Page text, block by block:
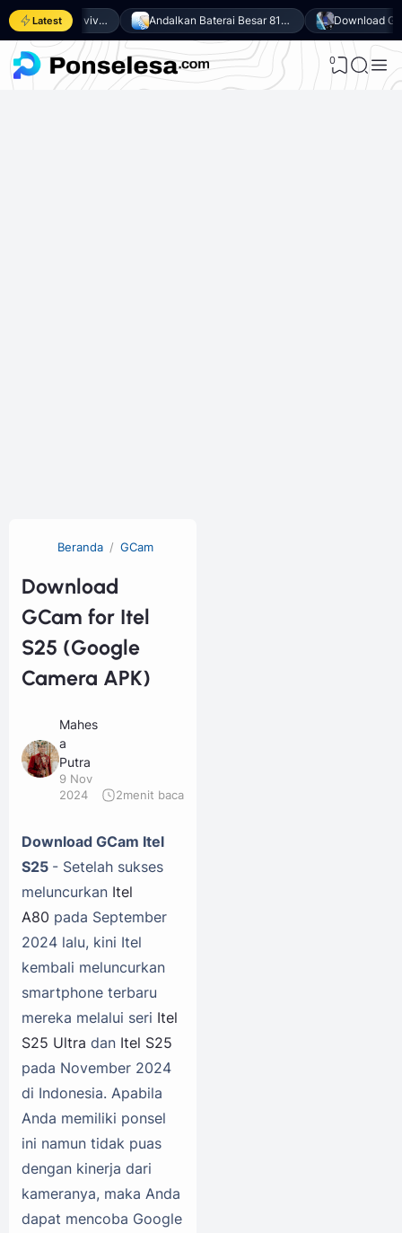
Latest Download GCam untuk vivo Y500 (GCam APK 9.6 & LMC 8.4) Andalkan Baterai Besar 8100mAh dan SoC Unisoc T7300, Ini dia 10 Keunggulan vivo Y500 4G
0
Beranda GCam
Download
GCam for Itel
S25 (Google
Camera APK)
Mahes
a
Putra
9 Nov
2024
2menit baca
Download GCam Itel
S25 - Setelah sukses
meluncurkan Itel
A80 pada September
2024 lalu, kini Itel
kembali meluncurkan
smartphone terbaru
mereka melalui seri Itel
S25 Ultra dan Itel S25
pada November 2024
di Indonesia. Apabila
Anda memiliki ponsel
ini namun tidak puas
dengan kinerja dari
kameranya, maka Anda
dapat mencoba Google